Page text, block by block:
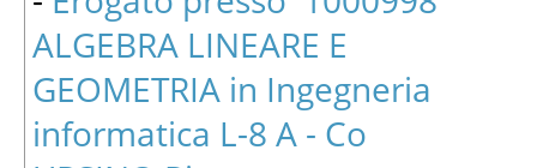
ALGEBRA LINEARE E
GEOMETRIA in Ingegneria
informatica L-8 A - Co